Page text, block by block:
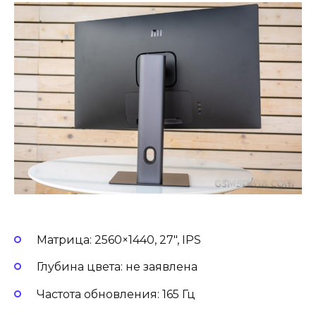
Матрица: 2560×1440, 27″, IPS
Глубина цвета: не заявлена
Частота обновления: 165 Гц